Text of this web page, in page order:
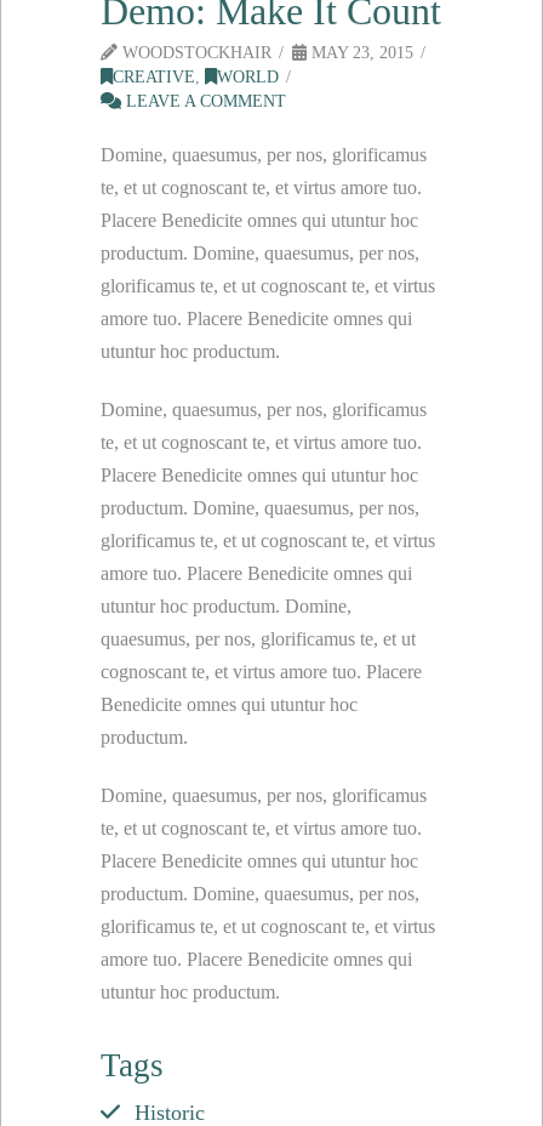
Demo: Make It Count
WOODSTOCKHAIR
MAY 23, 2015
CREATIVE,
WORLD
LEAVE A COMMENT
Domine, quaesumus, per nos, glorificamus
te, et ut cognoscant te, et virtus amore tuo.
Placere Benedicite omnes qui utuntur hoc
productum. Domine, quaesumus, per nos,
glorificamus te, et ut cognoscant te, et virtus
amore tuo. Placere Benedicite omnes qui
utuntur hoc productum.
Domine, quaesumus, per nos, glorificamus
te, et ut cognoscant te, et virtus amore tuo.
Placere Benedicite omnes qui utuntur hoc
productum. Domine, quaesumus, per nos,
glorificamus te, et ut cognoscant te, et virtus
amore tuo. Placere Benedicite omnes qui
utuntur hoc productum. Domine,
quaesumus, per nos, glorificamus te, et ut
cognoscant te, et virtus amore tuo. Placere
Benedicite omnes qui utuntur hoc
productum.
Domine, quaesumus, per nos, glorificamus
te, et ut cognoscant te, et virtus amore tuo.
Placere Benedicite omnes qui utuntur hoc
productum. Domine, quaesumus, per nos,
glorificamus te, et ut cognoscant te, et virtus
amore tuo. Placere Benedicite omnes qui
utuntur hoc productum.
Tags
Historic